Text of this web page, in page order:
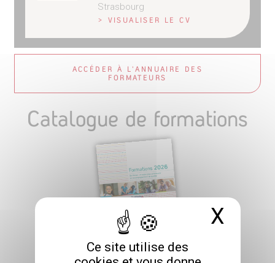
Ce site utilise des
X
Strasbourg
> VISUALISER LE CV
ACCÉDER À L'ANNUAIRE DES
FORMATEURS
Catalogue de formations